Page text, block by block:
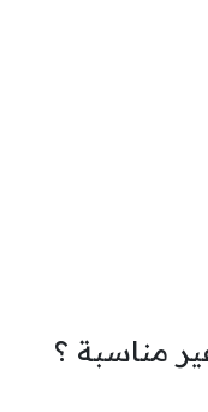
مناسبة ؟